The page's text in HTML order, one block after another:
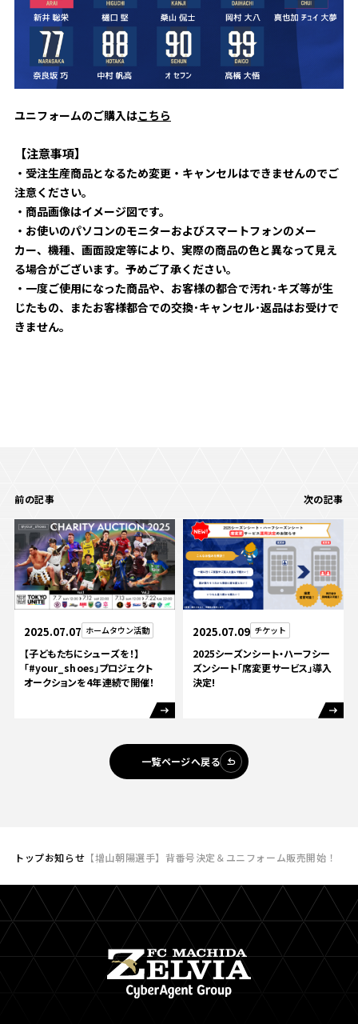
ユニフォームのご購入はこちら
【注意事項】
・受注生産商品となるため変更・キャンセルはできませんのでご
注意ください。
・商品画像はイメージ図です。
・お使いのパソコンのモニターおよびスマートフォンのメー
カー、機種、画面設定等により、実際の商品の色と異なって見え
る場合がございます。予めご了承ください。
・一度ご使用になった商品や、お客様の都合で汚れ･キズ等が生
じたもの、またお客様都合での交換･キャンセル･返品はお受けで
きません。
前の記事
2025.07.07 ホームタウン活動
【子どもたちにシューズを！】
「#your_shoes」プロジェクト
オークションを4年連続で開催！
次の記事
2025.07.09 チケット
2025シーズンシート・ハーフシー
ズンシート「席変更サービス」導入
決定!
一覧ページへ戻る
トップお知らせ 【増山朝陽選手】背番号決定＆ユニフォーム販売開始！